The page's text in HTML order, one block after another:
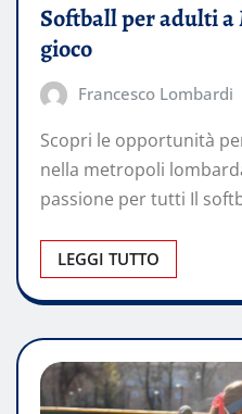
Softball per adulti
gioco
Francesco Lombardi
Scopri le opportunità
nella metropoli
passione per tutti Il
LEGGI TUTTO